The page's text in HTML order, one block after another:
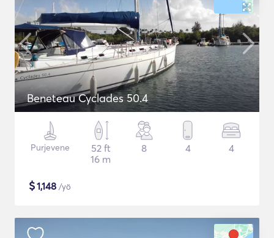
Beneteau Cyclades 50.4
Purjevene
52 ft
16 m
8 4 4
$1,148 /yö